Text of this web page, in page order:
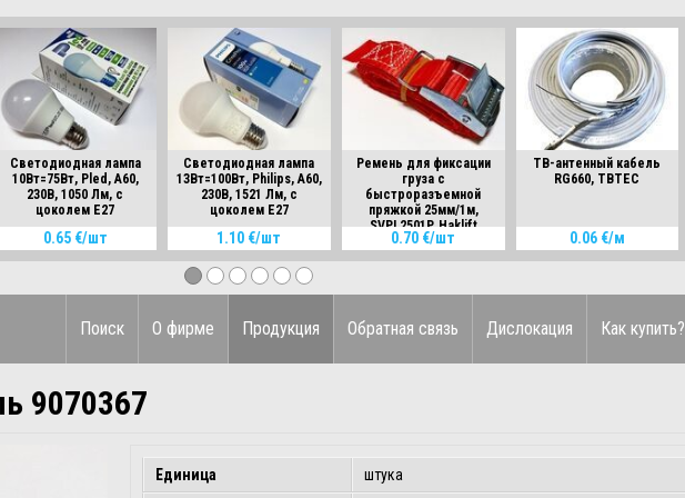
Светодиодная лампа
10Вт=75Вт, Pled, A60,
230B, 1050 Лм, с
цоколем Е27
0.65 €/шт
Светодиодная лампа
13Вт=100Вт, Philips, A60,
230B, 1521 Лм, с
цоколем Е27
1.10 €/шт
Ремень для фиксации
груза с
быстроразъемной
пряжкой 25мм/1м,
SVPL2501P, Haklift
0.70 €/шт
ТВ-антенный кабель
RG660, TBTEC
0.06 €/м
Поиск О фирме Продукция Обратная связь Дислокация Как купить?
9070367
Единица
штука